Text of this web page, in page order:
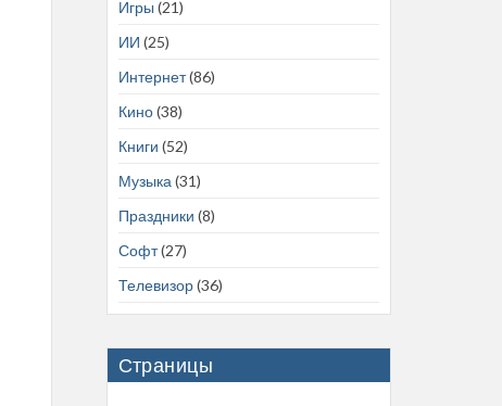
Игры (21)
ИИ (25)
Интернет(86)
Кино(38)
Книги (52)
Музыка (31)
Праздники (8)
Софт(27)
Телевизор(36)
Страницы